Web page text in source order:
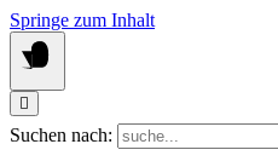
Springe zum Inhalt
Suchen nach: